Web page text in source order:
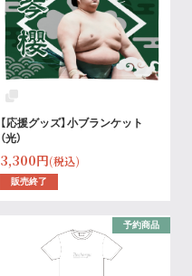
【応援グッズ】小ブランケット
（光）
3,300円(税込)
販売終了
予約商品